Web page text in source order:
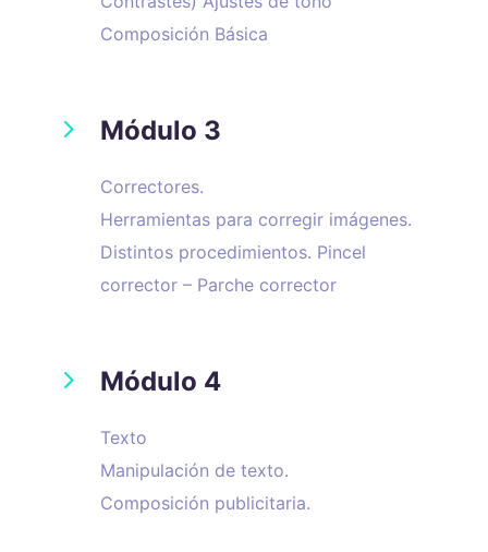
Composición Básica
5 Módulo 3
Correctores.
Herramientas para corregir imágenes.
Distintos procedimientos. Pincel
corrector – Parche corrector
5 Módulo 4
Texto
Manipulación de texto.
Composición publicitaria.